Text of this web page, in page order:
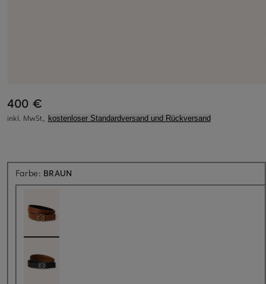
400 €
inkl. MwSt., kostenloser Standardversand und Rückversand
Farbe: BRAUN